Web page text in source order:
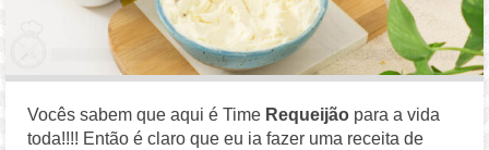
Vocês sabem que aqui é Time Requeijão para a vida
toda!!!! Então é claro que eu ia fazer uma receita de